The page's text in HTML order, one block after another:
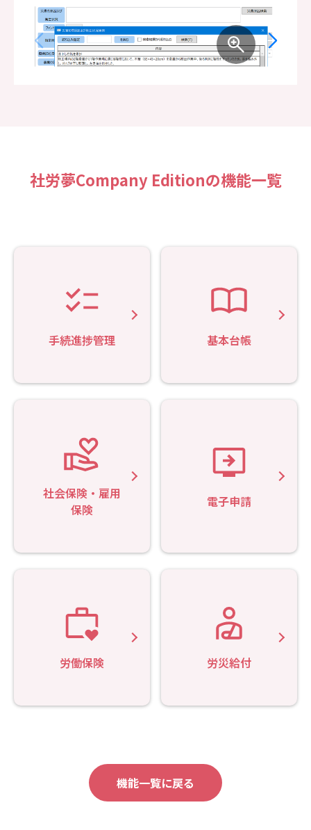
社労夢Company Editionの機能一覧
手続進捗管理 基本台帳
社会保険・雇用
保険
電子申請
労働保険 労災給付
機能一覧に戻る